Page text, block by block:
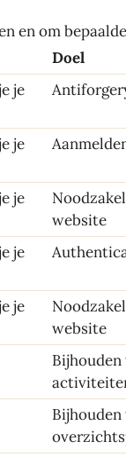
en om
Doel
je
je
je
website
je
je
website